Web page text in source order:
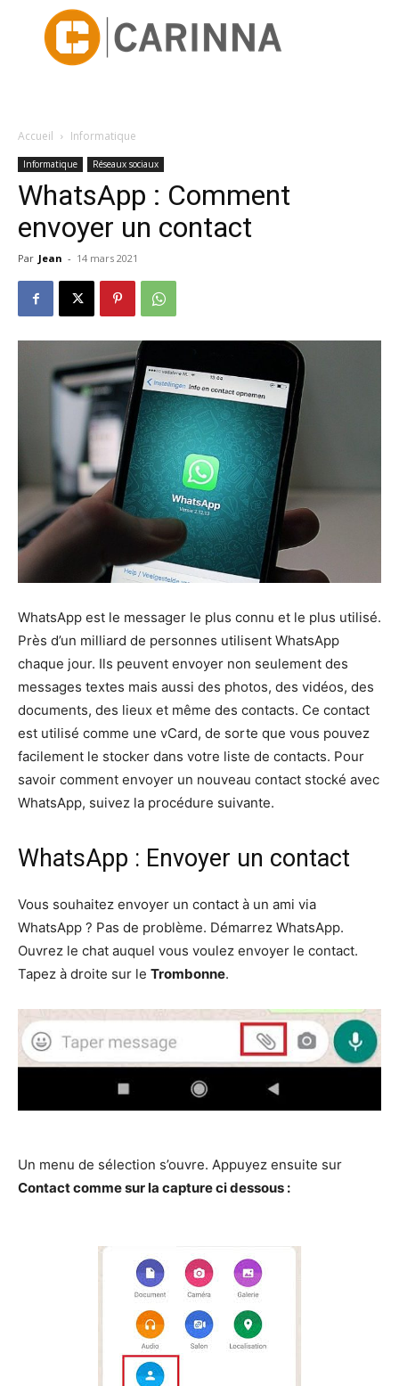
Accueil Informatique
Informatique Réseaux sociaux
WhatsApp : Comment
envoyer un contact
Par Jean - 14 mars 2021
WhatsApp est le messager le plus connu et le plus utilisé.
Près d’un milliard de personnes utilisent WhatsApp
chaque jour. Ils peuvent envoyer non seulement des
messages textes mais aussi des photos, des vidéos, des
documents, des lieux et même des contacts. Ce contact
est utilisé comme une vCard, de sorte que vous pouvez
facilement le stocker dans votre liste de contacts. Pour
savoir comment envoyer un nouveau contact stocké avec
WhatsApp, suivez la procédure suivante.
WhatsApp : Envoyer un contact
Vous souhaitez envoyer un contact à un ami via
WhatsApp ? Pas de problème. Démarrez WhatsApp.
Ouvrez le chat auquel vous voulez envoyer le contact.
Tapez à droite sur le Trombonne.
Un menu de sélection s’ouvre. Appuyez ensuite sur
Contact comme sur la capture ci dessous :